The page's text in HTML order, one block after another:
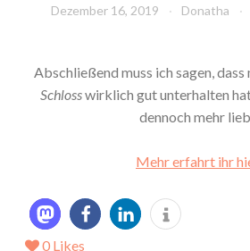
Dezember 16, 2019 Donatha
Abschließend muss ich sagen, dass
Schlosswirklich gut unterhalten
dennoch mehr
Mehr erfahrt ihr
0 Likes